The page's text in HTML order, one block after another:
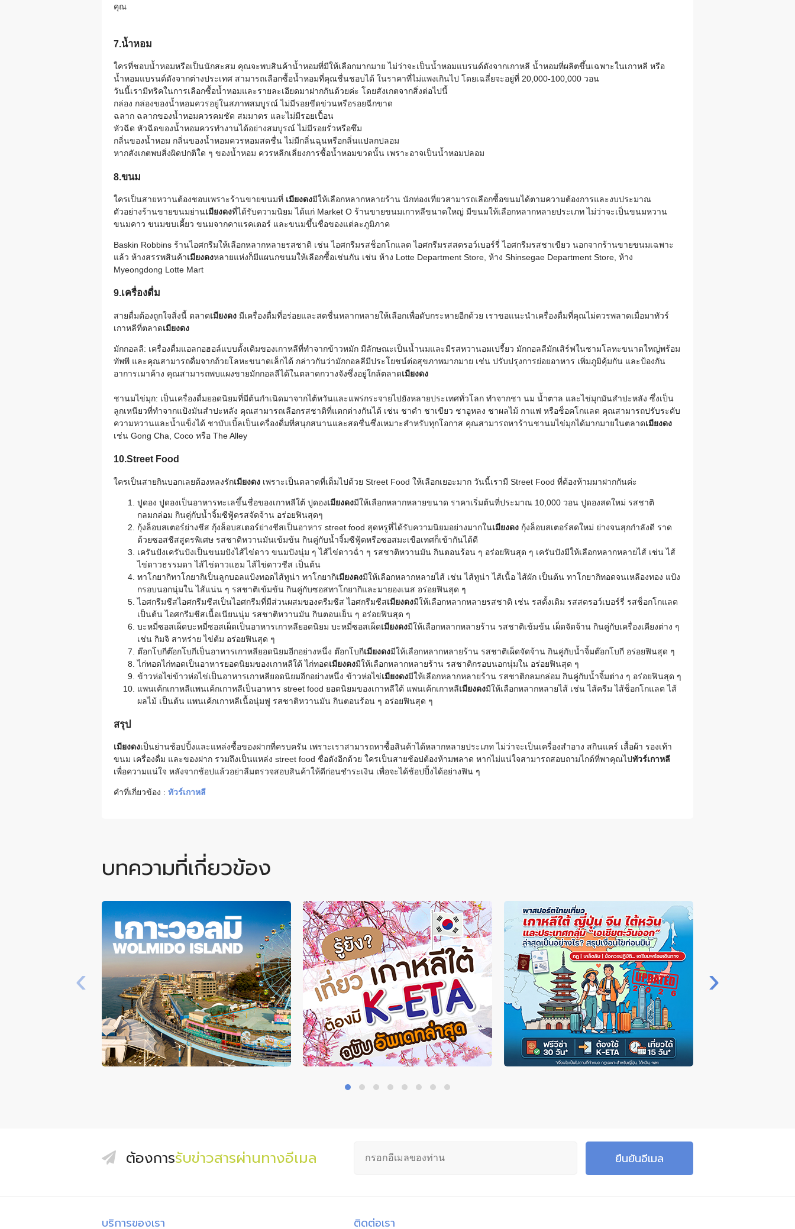
คุณ
7.น้ำหอม
ใครที่ชอบน้ำหอมหรือเป็นนักสะสม คุณจะพบสินค้าน้ำหอมที่มีให้เลือกมากมาย ไม่ว่าจะเป็นน้ำหอมแบรนด์ดังจากเกาหลี น้ำหอมที่ผลิตขึ้นเฉพาะในเกาหลี หรือ
น้ำหอมแบรนด์ดังจากต่างประเทศ สามารถเลือกซื้อน้ำหอมที่คุณชื่นชอบได้ ในราคาที่ไม่แพงเกินไป โดยเฉลี่ยจะอยู่ที่ 20,000-100,000 วอน
วันนี้เรามีทริคในการเลือกซื้อน้ำหอมและรายละเอียดมาฝากกันด้วยค่ะ โดยสังเกตจากสิ่งต่อไปนี้
กล่อง กล่องของน้ำหอมควรอยู่ในสภาพสมบูรณ์ ไม่มีรอยขีดข่วนหรือรอยฉีกขาด
ฉลาก ฉลากของน้ำหอมควรคมชัด สมมาตร และไม่มีรอยเปื้อน
หัวฉีด หัวฉีดของน้ำหอมควรทำงานได้อย่างสมบูรณ์ ไม่มีรอยรั่วหรือซึม
กลิ่นของน้ำหอม กลิ่นของน้ำหอมควรหอมสดชื่น ไม่มีกลิ่นฉุนหรือกลิ่นแปลกปลอม
หากสังเกตพบสิ่งผิดปกติใด ๆ ของน้ำหอม ควรหลีกเลี่ยงการซื้อน้ำหอมขวดนั้น เพราะอาจเป็นน้ำหอมปลอม
8.ขนม
ใครเป็นสายหวานต้องชอบเพราะร้านขายขนมที่ เมียงดงมีให้เลือกหลากหลายร้าน นักท่องเที่ยวสามารถเลือกซื้อขนมได้ตามความต้องการและงบประมาณ
ตัวอย่างร้านขายขนมย่านเมียงดงที่ได้รับความนิยม ได้แก่ Market O ร้านขายขนมเกาหลีขนาดใหญ่ มีขนมให้เลือกหลากหลายประเภท ไม่ว่าจะเป็นขนมหวาน
ขนมคาว ขนมขบเคี้ยว ขนมจากคาแรคเตอร์ และขนมขึ้นชื่อของแต่ละภูมิภาค
Baskin Robbins ร้านไอศกรีมให้เลือกหลากหลายรสชาติ เช่น ไอศกรีมรสช็อกโกแลต ไอศกรีมรสสตรอว์เบอร์รี่ ไอศกรีมรสชาเขียว นอกจากร้านขายขนมเฉพาะ
แล้ว ห้างสรรพสินค้าเมียงดงหลายแห่งก็มีแผนกขนมให้เลือกซื้อเช่นกัน เช่น ห้าง Lotte Department Store, ห้าง Shinsegae Department Store, ห้าง
Myeongdong Lotte Mart
9.เครื่องดื่ม
สายดื่มต้องถูกใจสิ่งนี้ ตลาดเมียงดง มีเครื่องดื่มที่อร่อยและสดชื่นหลากหลายให้เลือกเพื่อดับกระหายอีกด้วย เราขอแนะนำเครื่องดื่มที่คุณไม่ควรพลาดเมื่อมาทัวร์
เกาหลีที่ตลาดเมียงดง
มักกอลลี: เครื่องดื่มแอลกอฮอล์แบบดั้งเดิมของเกาหลีที่ทำจากข้าวหมัก มีลักษณะเป็นน้ำนมและมีรสหวานอมเปรี้ยว มักกอลลีมักเสิร์ฟในชามโลหะขนาดใหญ่พร้อม
ทัพพี และคุณสามารถดื่มจากถ้วยโลหะขนาดเล็กได้ กล่าวกันว่ามักกอลลีมีประโยชน์ต่อสุขภาพมากมาย เช่น ปรับปรุงการย่อยอาหาร เพิ่มภูมิคุ้มกัน และป้องกัน
อาการเมาค้าง คุณสามารถพบแผงขายมักกอลลีได้ในตลาดกวางจังซึ่งอยู่ใกล้ตลาดเมียงดง
ชานมไข่มุก: เป็นเครื่องดื่มยอดนิยมที่มีต้นกำเนิดมาจากไต้หวันและแพร่กระจายไปยังหลายประเทศทั่วโลก ทำจากชา นม น้ำตาล และไข่มุกมันสำปะหลัง ซึ่งเป็น
ลูกเหนียวที่ทำจากแป้งมันสำปะหลัง คุณสามารถเลือกรสชาติที่แตกต่างกันได้ เช่น ชาดำ ชาเขียว ชาอูหลง ชาผลไม้ กาแฟ หรือช็อคโกแลต คุณสามารถปรับระดับ
ความหวานและน้ำแข็งได้ ชาบับเบิ้ลเป็นเครื่องดื่มที่สนุกสนานและสดชื่นซึ่งเหมาะสำหรับทุกโอกาส คุณสามารถหาร้านชานมไข่มุกได้มากมายในตลาดเมียงดง
เช่น Gong Cha, Coco หรือ The Alley
10.Street Food
ใครเป็นสายกินบอกเลยต้องหลงรักเมียงดง เพราะเป็นตลาดที่เต็มไปด้วย Street Food ให้เลือกเยอะมาก วันนี้เรามี Street Food ที่ต้องห้ามมาฝากกันค่ะ
ปูดอง ปูดองเป็นอาหารทะเลขึ้นชื่อของเกาหลีใต้ ปูดองเมียงดงมีให้เลือกหลากหลายขนาด ราคาเริ่มต้นที่ประมาณ 10,000 วอน ปูดองสดใหม่ รสชาติ
กลมกล่อม กินคู่กับน้ำจิ้มซีฟู้ดรสจัดจ้าน อร่อยฟินสุดๆ
กุ้งล็อบสเตอร์ย่างชีส กุ้งล็อบสเตอร์ย่างชีสเป็นอาหาร street food สุดหรูที่ได้รับความนิยมอย่างมากในเมียงดง กุ้งล็อบสเตอร์สดใหม่ ย่างจนสุกกำลังดี ราด
ด้วยซอสชีสสูตรพิเศษ รสชาติหวานมันเข้มข้น กินคู่กับน้ำจิ้มซีฟู้ดหรือซอสมะเขือเทศก็เข้ากันได้ดี
เครันปังเครันปังเป็นขนมปังไส้ไข่ดาว ขนมปังนุ่ม ๆ ไส้ไข่ดาวฉ่ำ ๆ รสชาติหวานมัน กินตอนร้อน ๆ อร่อยฟินสุด ๆ เครันปังมีให้เลือกหลากหลายไส้ เช่น ไส้
ไข่ดาวธรรมดา ไส้ไข่ดาวแฮม ไส้ไข่ดาวชีส เป็นต้น
ทาโกยากิทาโกยากิเป็นลูกบอลแป้งทอดไส้ทูน่า ทาโกยากิเมียงดงมีให้เลือกหลากหลายไส้ เช่น ไส้ทูน่า ไส้เนื้อ ไส้ผัก เป็นต้น ทาโกยากิทอดจนเหลืองทอง แป้ง
กรอบนอกนุ่มใน ไส้แน่น ๆ รสชาติเข้มข้น กินคู่กับซอสทาโกยากิและมายองเนส อร่อยฟินสุด ๆ
ไอศกรีมชีสไอศกรีมชีสเป็นไอศกรีมที่มีส่วนผสมของครีมชีส ไอศกรีมชีสเมียงดงมีให้เลือกหลากหลายรสชาติ เช่น รสดั้งเดิม รสสตรอว์เบอร์รี่ รสช็อกโกแลต
เป็นต้น ไอศกรีมชีสเนื้อเนียนนุ่ม รสชาติหวานมัน กินตอนเย็น ๆ อร่อยฟินสุด ๆ
บะหมี่ซอสเผ็ดบะหมี่ซอสเผ็ดเป็นอาหารเกาหลียอดนิยม บะหมี่ซอสเผ็ดเมียงดงมีให้เลือกหลากหลายร้าน รสชาติเข้มข้น เผ็ดจัดจ้าน กินคู่กับเครื่องเคียงต่าง ๆ
เช่น กิมจิ สาหร่าย ไข่ต้ม อร่อยฟินสุด ๆ
ต๊อกโบกีต๊อกโบกีเป็นอาหารเกาหลียอดนิยมอีกอย่างหนึ่ง ต๊อกโบกีเมียงดงมีให้เลือกหลากหลายร้าน รสชาติเผ็ดจัดจ้าน กินคู่กับน้ำจิ้มต๊อกโบกี อร่อยฟินสุด ๆ
ไก่ทอดไก่ทอดเป็นอาหารยอดนิยมของเกาหลีใต้ ไก่ทอดเมียงดงมีให้เลือกหลากหลายร้าน รสชาติกรอบนอกนุ่มใน อร่อยฟินสุด ๆ
ข้าวห่อไข่ข้าวห่อไข่เป็นอาหารเกาหลียอดนิยมอีกอย่างหนึ่ง ข้าวห่อไข่เมียงดงมีให้เลือกหลากหลายร้าน รสชาติกลมกล่อม กินคู่กับน้ำจิ้มต่าง ๆ อร่อยฟินสุด ๆ
แพนเค้กเกาหลีแพนเค้กเกาหลีเป็นอาหาร street food ยอดนิยมของเกาหลีใต้ แพนเค้กเกาหลีเมียงดงมีให้เลือกหลากหลายไส้ เช่น ไส้ครีม ไส้ช็อกโกแลต ไส้
ผลไม้ เป็นต้น แพนเค้กเกาหลีเนื้อนุ่มฟู รสชาติหวานมัน กินตอนร้อน ๆ อร่อยฟินสุด ๆ
สรุป
เมียงดงเป็นย่านช้อปปิ้งและแหล่งซื้อของฝากที่ครบครัน เพราะเราสามารถหาซื้อสินค้าได้หลากหลายประเภท ไม่ว่าจะเป็นเครื่องสำอาง สกินแคร์ เสื้อผ้า รองเท้า
ขนม เครื่องดื่ม และของฝาก รวมถึงเป็นแหล่ง street food ชื่อดังอีกด้วย ใครเป็นสายช้อปต้องห้ามพลาด หากไม่แน่ใจสามารถสอบถามไกด์ที่พาคุณไปทัวร์เกาหลี
เพื่อความแน่ใจ หลังจากช้อปแล้วอย่าลืมตรวจสอบสินค้าให้ดีก่อนชำระเงิน เพื่อจะได้ช้อปปิ้งได้อย่างฟิน ๆ
คำที่เกี่ยวข้อง : ทัวร์เกาหลี
บทความที่เกี่ยวข้อง
‹ ›
ต้องการรับข่าวสารผ่านทางอีเมล ยืนยันอีเมล
บริการของเรา ติดต่อเรา